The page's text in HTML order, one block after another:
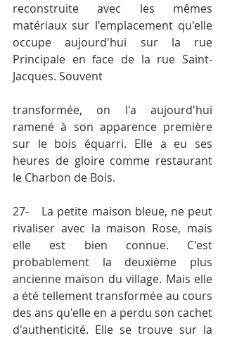
reconstruite avec les mêmes
matériaux sur l'emplacement qu'elle
occupe aujourd'hui sur la rue
Principale en face de la rue Saint-
Jacques. Souvent
transformée, on l'a aujourd'hui
ramené à son apparence première
sur le bois équarri. Elle a eu ses
heures de gloire comme restaurant
le Charbon de Bois.
27-	La petite maison bleue, ne peut
rivaliser avec la maison Rose, mais
elle est bien connue. C'est
probablement la deuxième plus
ancienne maison du village. Mais elle
a été tellement transformée au cours
des ans qu'elle en a perdu son cachet
d'authenticité. Elle se trouve sur la